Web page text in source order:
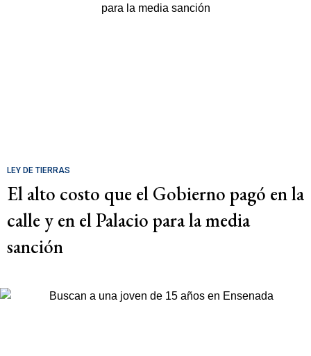
LEY DE TIERRAS
El alto costo que el Gobierno pagó en la
calle y en el Palacio para la media
sanción